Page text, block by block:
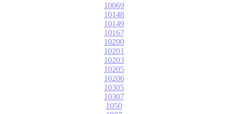
10069
10148
10149
10167
10200
10201
10203
10205
10206
10305
10307
1050